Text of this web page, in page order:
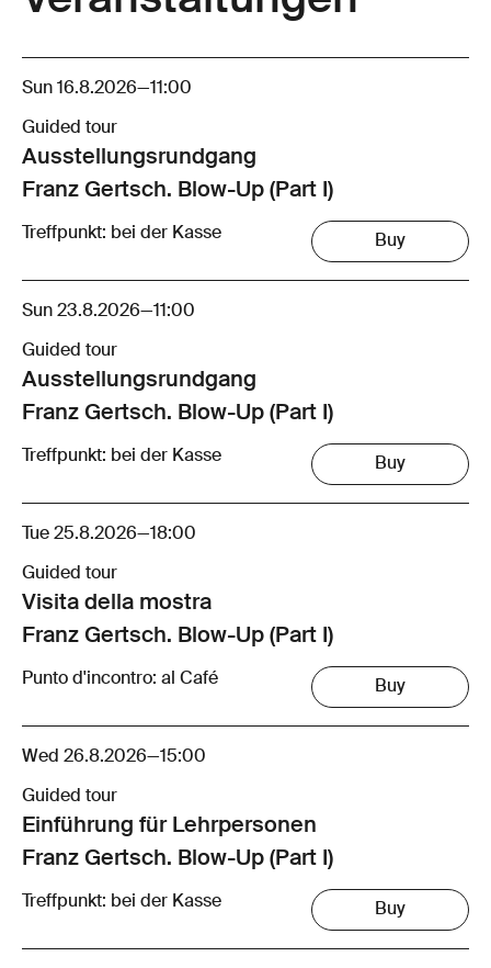
Sun 16.8.2026—11:00
Guided tour
Ausstellungsrund­gang
Franz Gertsch. Blow-Up (Part I)
Treffpunkt: bei der Kasse Buy
Sun 23.8.2026—11:00
Guided tour
Ausstellungsrund­gang
Franz Gertsch. Blow-Up (Part I)
Treffpunkt: bei der Kasse Buy
Tue 25.8.2026—18:00
Guided tour
Visita della mostra
Franz Gertsch. Blow-Up (Part I)
Punto d'incontro: al Café Buy
Wed 26.8.2026—15:00
Guided tour
Einführung für Lehrpersonen
Franz Gertsch. Blow-Up (Part I)
Treffpunkt: bei der Kasse Buy